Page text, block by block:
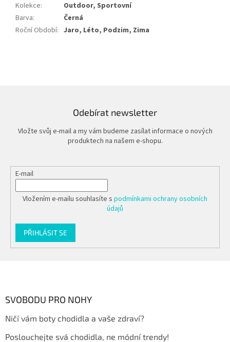
Kolekce:
Outdoor, Sportovní
Barva:
Černá
Roční Období: Jaro, Léto, Podzim, Zima
Odebírat newsletter
Vložte svůj e-mail a my vám budeme zasílat informace o nových
produktech na našem e-shopu.
E-mail
Vložením e-mailu souhlasíte s podmínkami ochrany osobních
údajů
PŘIHLÁSIT SE
SVOBODU PRO NOHY
Ničí vám boty chodidla a vaše zdraví?
Poslouchejte svá chodidla, ne módní trendy!